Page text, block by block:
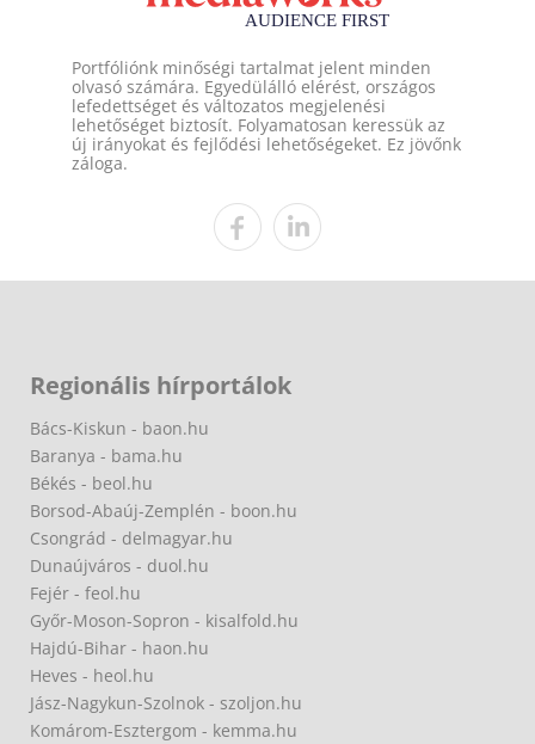
Portfóliónk minőségi tartalmat jelent minden
olvasó számára. Egyedülálló elérést, országos
lefedettséget és változatos megjelenési
lehetőséget biztosít. Folyamatosan keressük az
új irányokat és fejlődési lehetőségeket. Ez jövőnk
záloga.
Regionális hírportálok
Bács-Kiskun - baon.hu
Baranya - bama.hu
Békés - beol.hu
Borsod-Abaúj-Zemplén - boon.hu
Csongrád - delmagyar.hu
Dunaújváros - duol.hu
Fejér - feol.hu
Győr-Moson-Sopron - kisalfold.hu
Hajdú-Bihar - haon.hu
Heves - heol.hu
Jász-Nagykun-Szolnok - szoljon.hu
Komárom-Esztergom - kemma.hu